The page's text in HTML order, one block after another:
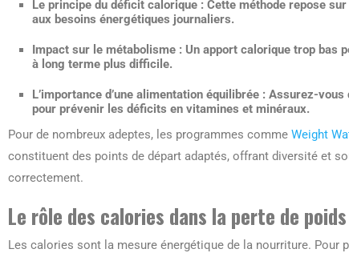
Le principe du déficit calorique : Cette méthode repose
aux besoins énergétiques journaliers.
Impact sur le métabolisme : Un apport calorique trop bas
à long terme plus difficile.
L’importance d’une alimentation équilibrée : Assurez-vous
pour prévenir les déficits en vitamines et minéraux.
Pour de nombreux adeptes, les programmes comme Weight
constituent des points de départ adaptés, offrant diversité et
correctement.
Le rôle des calories dans la perte de poids
Les calories sont la mesure énergétique de la nourriture. Pour